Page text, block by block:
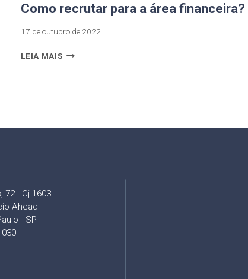
Como recrutar para a área financeira?
17 de outubro de 2022
LEIA MAIS
72 - Cj 1603
Ahead
- SP
030